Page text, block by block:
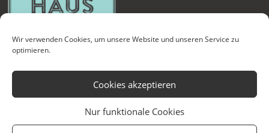
Wir verwenden Cookies, um unsere Website und unseren Service zu
optimieren.
Cookies akzeptieren
Nur funktionale Cookies
Kontakt Newsletter Datenschutzerklärung Impressum